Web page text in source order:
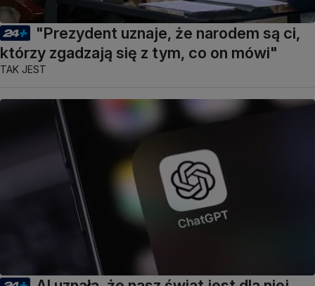
"Prezydent uznaje, że narodem są ci,
którzy zgadzają się z tym, co on mówi"
TAK JEST